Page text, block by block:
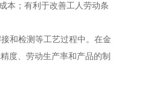
本；有利于改善工人劳动条
和检测等工艺过程中。在金
度、劳动生产率和产品的制